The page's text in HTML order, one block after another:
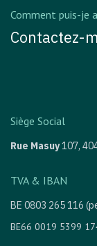
Comment puis-je
Contactez-
Siège Social
Rue Masuy107,
TVA & IBAN
BE 0803 265 116
BE66 0019 5399